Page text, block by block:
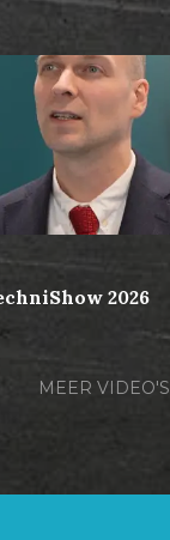
2026
MEER VIDEO'S